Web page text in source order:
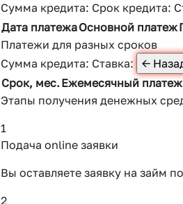
Сумма кредита: Срок кредита:
Дата платежаОсновной платеж
Платежи для разных сроков
Сумма кредита: Ставка:
Срок, мес.Ежемесячный платеж
Этапы получения денежных
1
Подача online заявки
Вы оставляете заявку на займ
2